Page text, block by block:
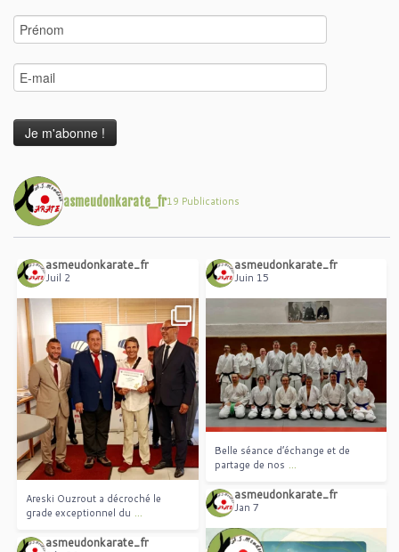
asmeudonkarate_fr19 Publications
asmeudonkarate_fr
Juil 2
Areski Ouzrout a décroché le
grade exceptionnel du
Areski Ouzrout a décroché le
grade exceptionnel du ...
asmeudonkarate_fr
Juin 15
Belle séance d’échange et de
partage de nos
...
Belle séance d’échange et de
partage de nos ...
asmeudonkarate_fr
Jan 7
asmeudonkarate_fr